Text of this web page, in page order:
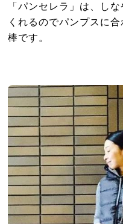
「パンセレラ」は、し
くれるのでパンプスに
棒です。